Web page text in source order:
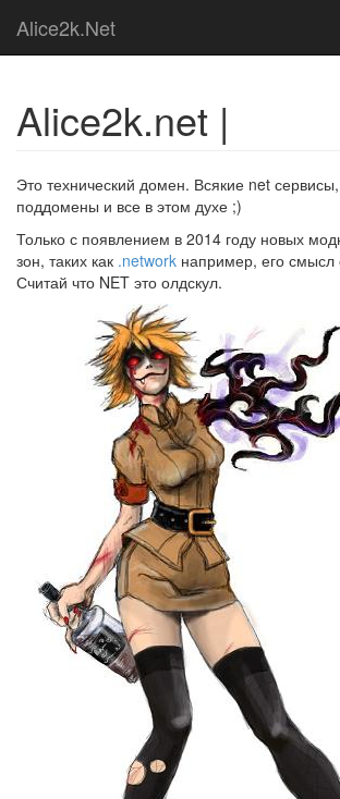
Alice2k.Net
Alice2k.net |
Это технический домен. Всякие net
поддомены и все в этом духе ;)
Только с появлением в 2014 году новых
зон, таких как .network например, его смысл
Считай что NET это олдскул.